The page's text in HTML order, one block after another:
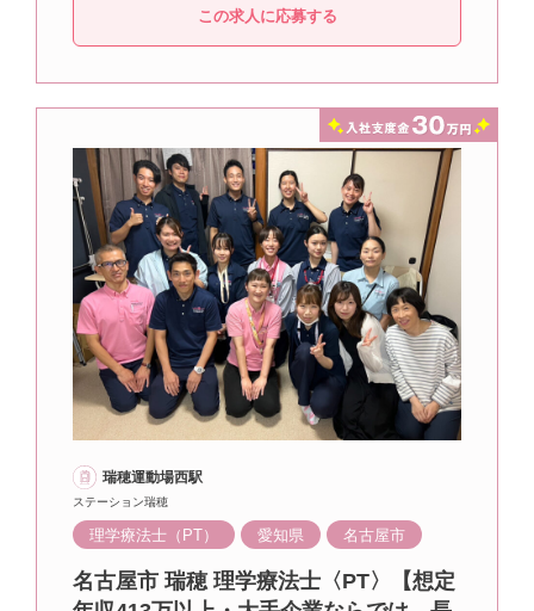
この求人に応募する
瑞穂運動場西駅
ステーション瑞穂
理学療法士（PT） 愛知県 名古屋市
名古屋市 瑞穂 理学療法士〈PT〉【想定